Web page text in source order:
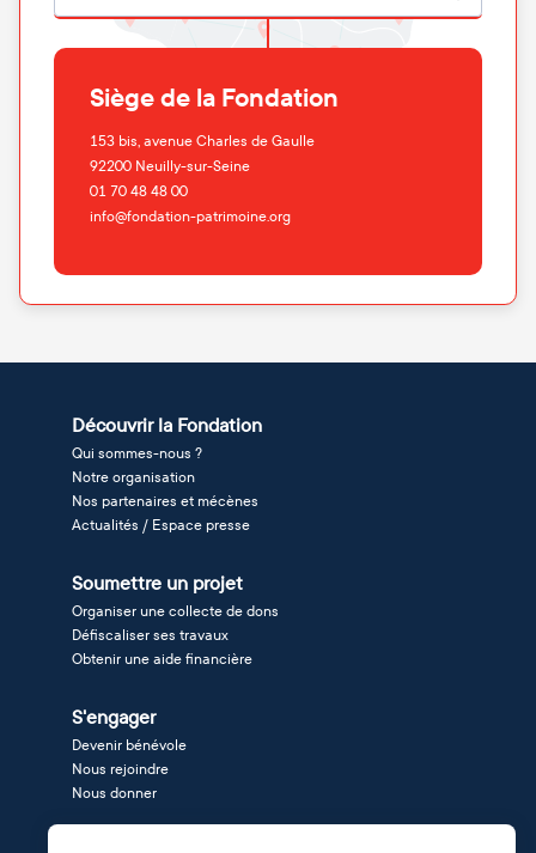
Siège de la Fondation
153 bis, avenue Charles de Gaulle
92200 Neuilly-sur-Seine
01 70 48 48 00
info@fondation-patrimoine.org
Découvrir la Fondation
Qui sommes-nous ?
Notre organisation
Nos partenaires et mécènes
Actualités / Espace presse
Soumettre un projet
Organiser une collecte de dons
Défiscaliser ses travaux
Obtenir une aide financière
S'engager
Devenir bénévole
Nous rejoindre
Nous donner